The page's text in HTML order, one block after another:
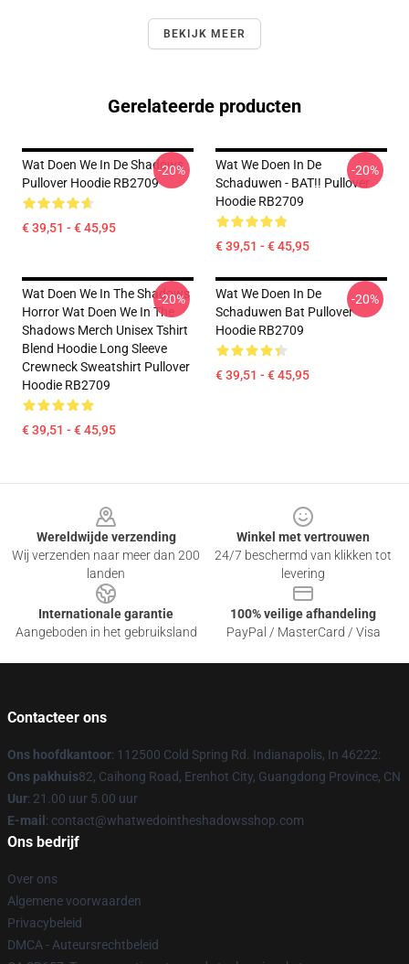
BEKIJK MEER
Gerelateerde producten
Wat Doen We In De Shadows
Pullover Hoodie RB2709
€ 39,51 - € 45,95
-20%
Wat We Doen In De
Schaduwen - BAT!! Pullover
Hoodie RB2709
€ 39,51 - € 45,95
-20%
Wat Doen We In The Shadows
Horror Wat Doen We In The
Shadows Merch Unisex Tshirt
Blend Hoodie Long Sleeve
Crewneck Sweatshirt Pullover
Hoodie RB2709
€ 39,51 - € 45,95
-20%
Wat We Doen In De
Schaduwen Bat Pullover
Hoodie RB2709
€ 39,51 - € 45,95
-20%
Wereldwijde verzending
Wij verzenden naar meer dan 200
landen
Winkel met vertrouwen
24/7 beschermd van klikken tot
levering
Internationale garantie
Aangeboden in het gebruiksland
100% veilige afhandeling
PayPal / MasterCard / Visa
Contacteer ons
Ons hoofdkantoor: 112500 Cold Spring Rd. Indianapolis, In 46222:
Ons pakhuis82, Caihong Road, Erenhot City, Guangdong Province, CN
Uur: 21.00 uur 5.00 uur
E-mail : contact@whatwedointheshadowsshop.com
Ons bedrijf
Over ons
Algemene voorwaarden
Privacybeleid
DMCA - Auteursrechtbeleid